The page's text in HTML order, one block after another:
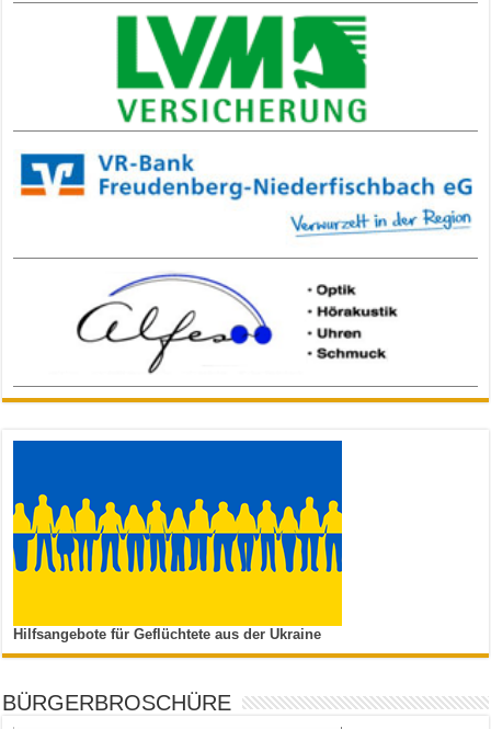
Hilfsangebote für Geflüchtete aus der Ukraine
BÜRGERBROSCHÜRE